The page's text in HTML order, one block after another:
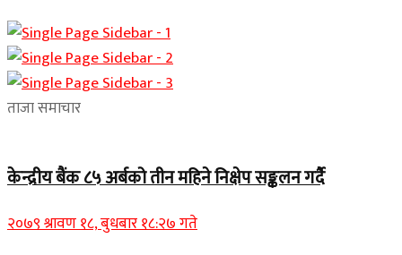
ताजा समाचार
केन्द्रीय बैंक ८५ अर्बको तीन महिने निक्षेप सङ्कलन गर्दै
२०७९ श्रावण १८, बुधबार १८:२७ गते